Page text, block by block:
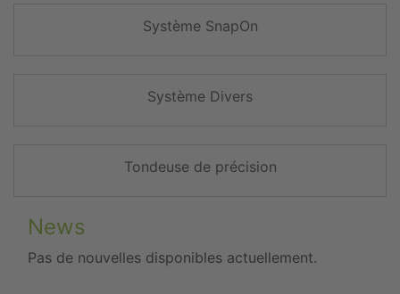
Système SnapOn
Système Divers
Tondeuse de précision
News
Pas de nouvelles disponibles actuellement.